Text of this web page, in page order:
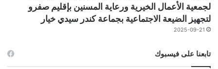
لجمعية الأعمال الخيرية ورعاية المسنين بإقليم صفرو
لتجهيز الضيعة الاجتماعية بجماعة كندر سيدي خيار
2025-09-21
تابعنا على فيسبوك